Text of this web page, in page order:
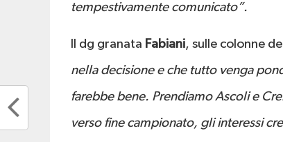
tempestivamente comunicato”.
Il dg granata Fabiani, sulle colonne de
nella decisione e che tutto venga
farebbe bene. Prendiamo Ascoli e
verso fine campionato, gli interessi